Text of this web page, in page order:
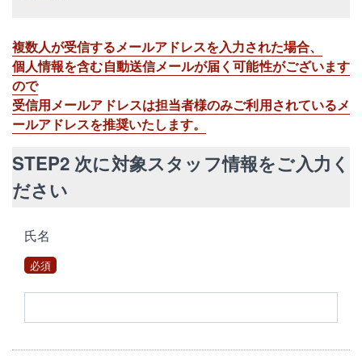
複数人が受信するメールアドレスを入力された場合、
個人情報を含む自動送信メールが届く可能性がございます
ので
受信用メールアドレスは担当者様のみご利用されているメ
ールアドレスを推奨いたします。
STEP2 次に対象スタッフ情報をご入力く
ださい
氏名
必須